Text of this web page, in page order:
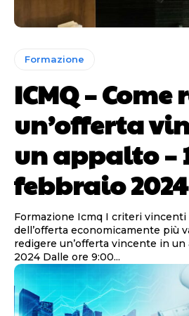
Formazione
ICMQ –
un’offerta
un appalto –
febbraio 2024
Formazione Icmq I criteri vincenti nella predisposizione
dell’offerta economicamente più
redigere un’offerta vincente in un appalto
2024 Dalle ore 9:00...